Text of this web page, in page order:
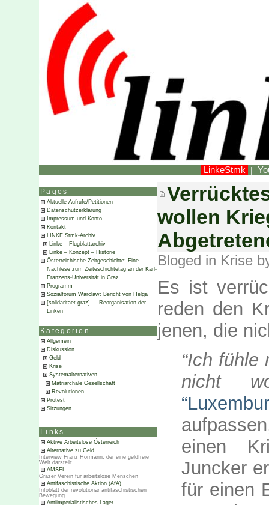
LinkeStmk |
Pages
Aktuelle Aufrufe/Petitionen
Datenschutzerklärung
Impressum und Konto
Kontakt
LINKE.Stmk-Archiv
Linke – Flugblattarchiv
Linke – Konzept – Historie
Österreichische Zeitgeschichte: Eine
Nachlese zum Zeiteschichtetag an der Karl-
Franzens-Universität in Graz
Programm
Sozialforum Warclaw: Bericht von Helga
[solidaritaet-graz] … Reorganisation der
Linken
Kategorien
Allgemein
Diskussion
Geld
Krise
Systemalternativen
Matriarchale Gesellschaft
Revolutionen
Protest
Sitzungen
Links
Aktive Arbeitslose Österreich
Alternative zu Geld
Interview Franz Hörmann, der eine geldfreie
Welt darstellt.
AMSEL
Grazer Verein für arbeitslose Menschen
Antifaschistische Aktion (AfA)
Infoblatt der revolutionär antifaschistischen
Bewegung
Antiimperialistisches Lager
wollen
Bloged in Krise
Es ist
reden den
jenen, die
“Ich fühle
nicht
einen
Juncker
für einen